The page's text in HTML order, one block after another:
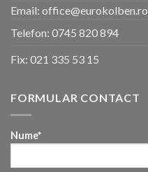
Email: office@eurokolben.ro
Telefon: 0745 820 894
Fix: 021 335 53 15
FORMULAR CONTACT
Nume*